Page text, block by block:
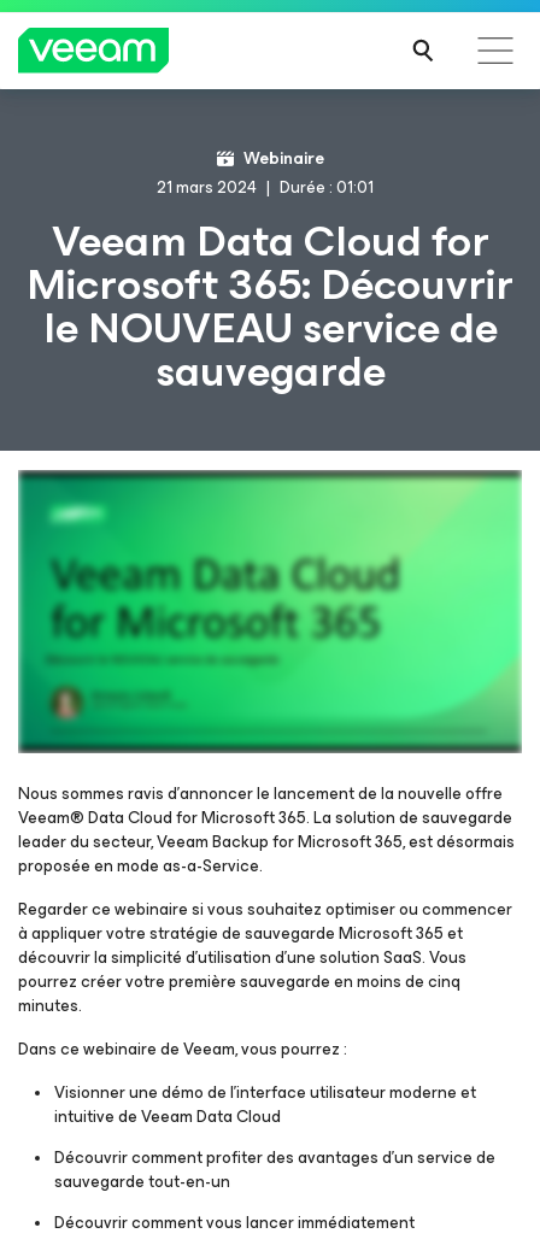
Recommandations de Veeam pour les clients
impactés par la mise à jour de CrowdStrike
LA
SUIT
E
Webinaire
21 mars 2024
Durée : 01:01
Veeam Data Cloudfor
Microsoft 365: Découvrir
le NOUVEAU service de
sauvegarde
Inscrivez-vous pour regarder le webinaire
Nous sommes ravis d'annoncer le lancement de la nouvelle offre
Veeam® Data Cloudfor Microsoft 365. La solution de sauvegarde
leader du secteur, Veeam Backupfor Microsoft 365, est désormais
proposée en mode as-a-Service.
Regarder ce webinaire si vous souhaitez optimiser ou commencer
à appliquer votre stratégie de sauvegarde Microsoft 365 et
découvrir la simplicité d'utilisation d'une solution SaaS. Vous
pourrez créer votre première sauvegarde en moins de cinq
minutes.
Dans ce webinaire de Veeam, vous pourrez :
Visionner une démo de l'interface utilisateur moderne et
intuitive de Veeam Data Cloud
Découvrir comment profiter des avantages d'un service de
sauvegarde tout-en-un
Découvrir comment vous lancer immédiatement